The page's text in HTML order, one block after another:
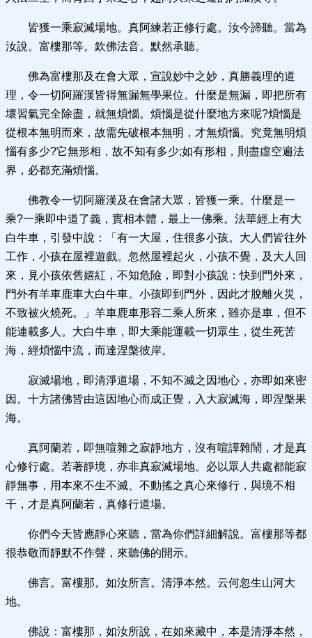
皆獲一乘寂滅場地。真阿練若正修行處。汝今諦聽。當為
汝說。富樓那等。欽佛法音。默然承聽。
佛為富樓那及在會大眾，宣說妙中之妙，真勝義理的道
理，令一切阿羅漢皆得無漏無學果位。什麼是無漏，即把所有
壞習氣完全除盡，就無煩惱。煩惱是從什麼地方來呢?煩惱是
從根本無明而來，故需先破根本無明，才無煩惱。究竟無明煩
惱有多少?它無形相，故不知有多少;如有形相，則盡虛空遍法
界，必都充滿煩惱。
佛教令一切阿羅漢及在會諸大眾，皆獲一乘。什麼是一
乘?一乘即中道了義，實相本體，最上一佛乘。法華經上有大
白牛車，引發中說：「有一大屋，住很多小孩。大人們皆往外
工作，小孩在屋裡遊戲。忽然屋裡起火，小孩不覺，及大人回
來，見小孩依舊嬉紅，不知危險，即對小孩說：快到門外來，
門外有羊車鹿車大白牛車。小孩即到門外，因此才脫離火災，
不致被火燒死。」羊車鹿車形容二乘人所來，雖亦是車，但不
能連載多人。大白牛車，即大乘能運載一切眾生，從生死苦
海，經煩惱中流，而達涅槃彼岸。
寂滅場地，即清淨道場，不知不滅之因地心，亦即如來密
因。十方諸佛皆由這因地心而成正覺，入大寂滅海，即涅槃果
海。
真阿蘭若，即無喧雜之寂靜地方，沒有喧譁雜鬧，才是真
心修行處。若著靜境，亦非真寂滅場地。必以眾人共處都能寂
靜無事，用本來不生不滅、不動搖之真心來修行，與境不相
干，才是真阿蘭若，真修行道場。
你們今天皆應靜心來聽，當為你們詳細解說。富樓那等都
很恭敬而靜默不作聲，來聽佛的開示。
佛言。富樓那。如汝所言。清淨本然。云何忽生山河大
地。
佛說：富樓那，如汝所說，在如來藏中，本是清淨本然，